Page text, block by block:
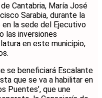
Cantabria, María José
Sarabia, durante la
en la sede del Ejecutivo
las inversiones
en este municipio,
se beneficiará Escalante
que se va a habilitar en
Puentes’, que une